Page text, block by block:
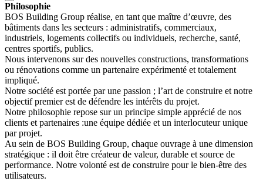
Philosophie
BOS Building Group réalise, en tant que maître d’œuvre, des
bâtiments dans les secteurs : administratifs, commerciaux,
industriels, logements collectifs ou individuels, recherche, santé,
centres sportifs, publics.
Nous intervenons sur des nouvelles constructions, transformations
ou rénovations comme un partenaire expérimenté et totalement
impliqué.
Notre société est portée par une passion ; l’art de construire et notre
objectif premier est de défendre les intérêts du projet.
Notre philosophie repose sur un principe simple apprécié de nos
clients et partenaires :une équipe dédiée et un interlocuteur unique
par projet.
Au sein de BOS Building Group, chaque ouvrage à une dimension
stratégique : il doit être créateur de valeur, durable et source de
performance. Notre volonté est de construire pour le bien-être des
utilisateurs.